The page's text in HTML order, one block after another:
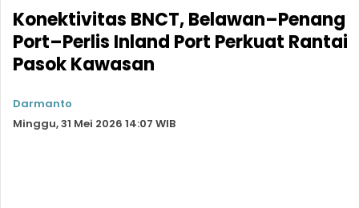
Konektivitas BNCT, Belawan–Penang
Port–Perlis Inland Port Perkuat Rantai
Pasok Kawasan
Darmanto
Minggu, 31 Mei 2026 14:07 WIB